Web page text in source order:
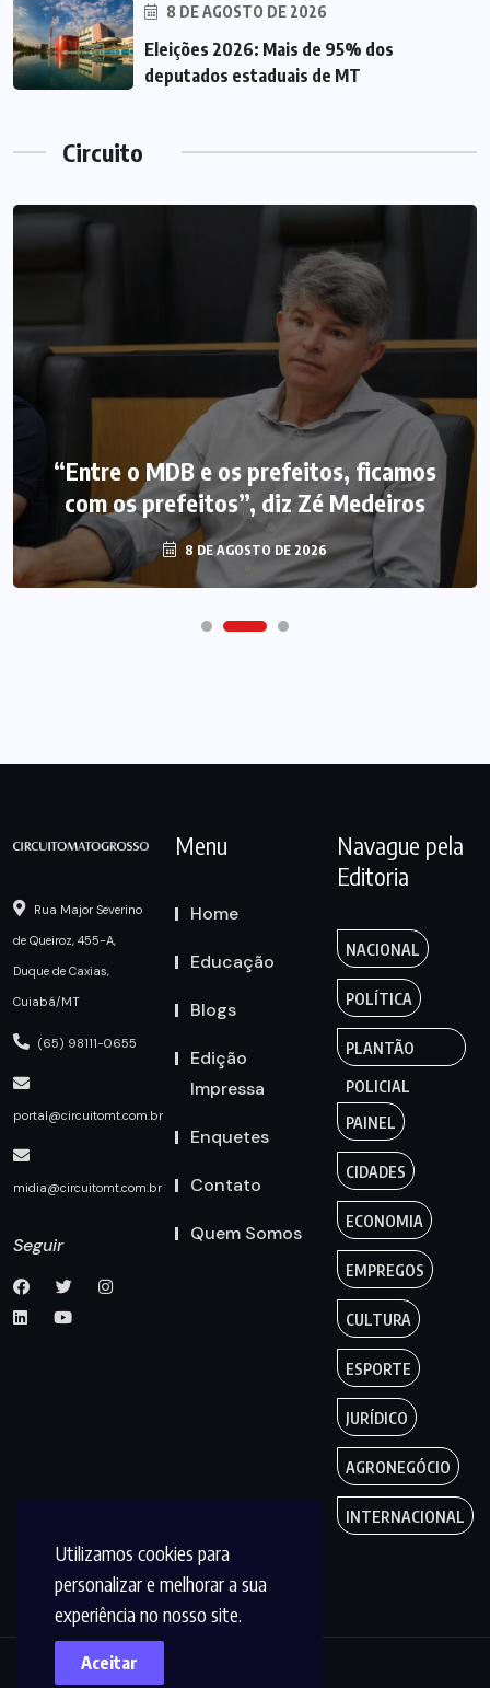
Utilizamos cookies para
personalizar e melhorar a sua
experiência no nosso site.
Aceitar
8 DE AGOSTO DE 2026
Eleições 2026: Mais de 95% dos
deputados estaduais de MT
Circuito
“Entre o MDB e os prefeitos, ficamos
com os prefeitos”, diz Zé Medeiros
8 DE AGOSTO DE 2026
Rua Major Severino
de Queiroz, 455-A,
Duque de Caxias,
Cuiabá/MT
(65) 98111-0655
portal@circuitomt.com.br
midia@circuitomt.com.br
Seguir
Menu
Home
Educação
Blogs
Edição
Impressa
Enquetes
Contato
Quem Somos
Navague pela
Editoria
NACIONAL
POLÍTICA
PLANTÃO
POLICIAL
PAINEL
CIDADES
ECONOMIA
EMPREGOS
CULTURA
ESPORTE
JURÍDICO
AGRONEGÓCIO
INTERNACIONAL